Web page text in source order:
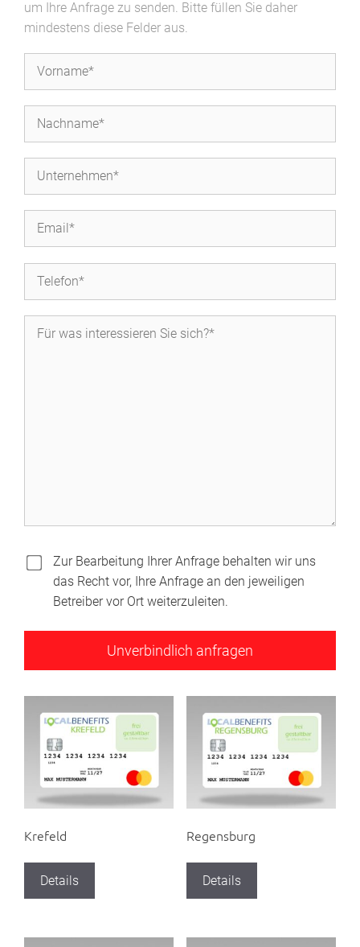
um Ihre Anfrage zu senden. Bitte füllen Sie daher
mindestens diese Felder aus.
Zur Bearbeitung Ihrer Anfrage behalten wir uns
das Recht vor, Ihre Anfrage an den jeweiligen
Betreiber vor Ort weiterzuleiten.
Krefeld
Details
Regensburg
Details